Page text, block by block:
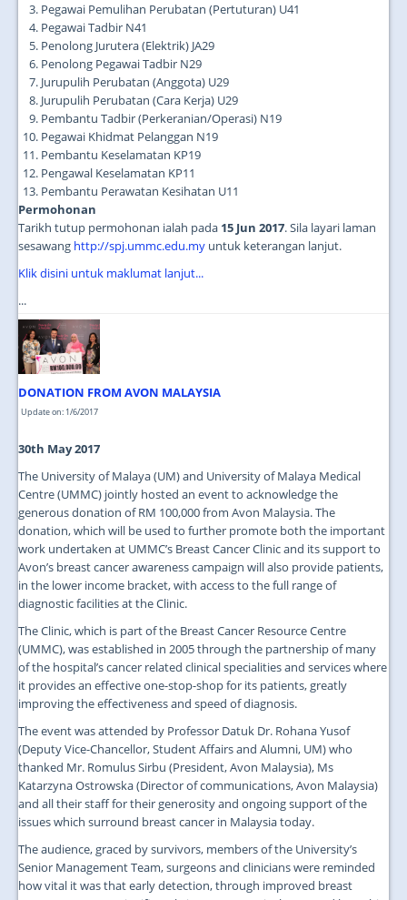
Pegawai Pemulihan Perubatan (Pertuturan) U41
Pegawai Tadbir N41
Penolong Jurutera (Elektrik) JA29
Penolong Pegawai Tadbir N29
Jurupulih Perubatan (Anggota) U29
Jurupulih Perubatan (Cara Kerja) U29
Pembantu Tadbir (Perkeranian/Operasi) N19
Pegawai Khidmat Pelanggan N19
Pembantu Keselamatan KP19
Pengawal Keselamatan KP11
Pembantu Perawatan Kesihatan U11
Permohonan
Tarikh tutup permohonan ialah pada 15 Jun 2017. Sila layari laman
sesawang http://spj.ummc.edu.my untuk keterangan lanjut.
Klik disini untuk maklumat lanjut...
...
DONATION FROM AVON MALAYSIA
Update on: 1/6/2017
30th May 2017
The University of Malaya (UM) and University of Malaya Medical
Centre (UMMC) jointly hosted an event to acknowledge the
generous donation of RM 100,000 from Avon Malaysia. The
donation, which will be used to further promote both the important
work undertaken at UMMC’s Breast Cancer Clinic and its support to
Avon’s breast cancer awareness campaign will also provide patients,
in the lower income bracket, with access to the full range of
diagnostic facilities at the Clinic.
The Clinic, which is part of the Breast Cancer Resource Centre
(UMMC), was established in 2005 through the partnership of many
of the hospital’s cancer related clinical specialities and services where
it provides an effective one-stop-shop for its patients, greatly
improving the effectiveness and speed of diagnosis.
The event was attended by Professor Datuk Dr. Rohana Yusof
(Deputy Vice-Chancellor, Student Affairs and Alumni, UM) who
thanked Mr. Romulus Sirbu (President, Avon Malaysia), Ms
Katarzyna Ostrowska (Director of communications, Avon Malaysia)
and all their staff for their generosity and ongoing support of the
issues which surround breast cancer in Malaysia today.
The audience, graced by survivors, members of the University’s
Senior Management Team, surgeons and clinicians were reminded
how vital it was that early detection, through improved breast